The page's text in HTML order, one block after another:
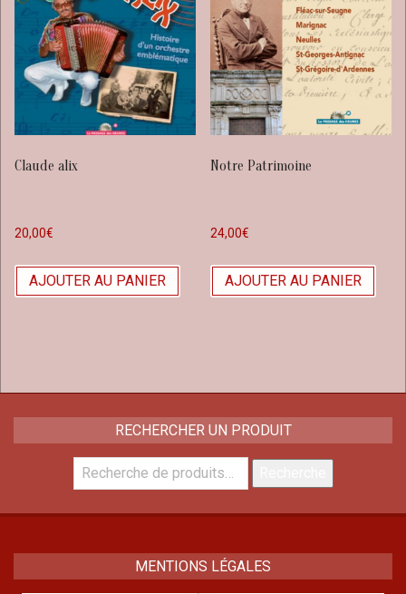
Claude alix
20,00€
AJOUTER AU PANIER
Notre Patrimoine
24,00€
AJOUTER AU PANIER
RECHERCHER UN PRODUIT
Recherche
pour :
MENTIONS LÉGALES